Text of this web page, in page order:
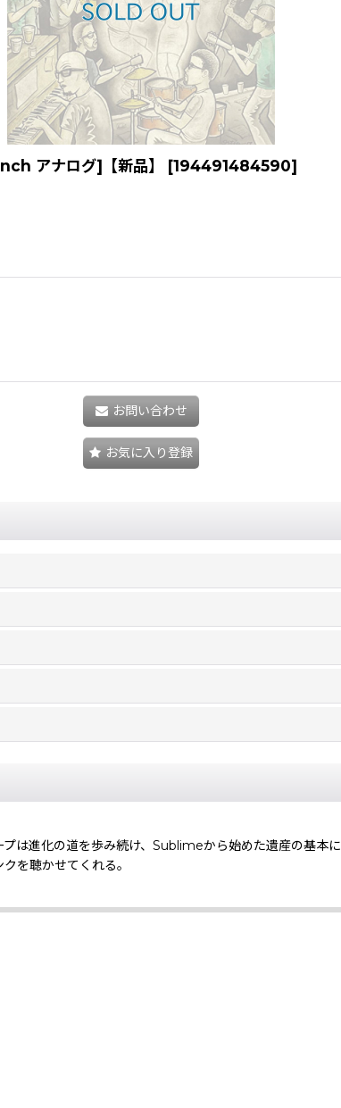
アナログ]【新品】 [194491484590]
お問い合わせ
お気に入り登録
進化の道を歩み続け、Sublimeから始めた遺産の基本
を聴かせてくれる。